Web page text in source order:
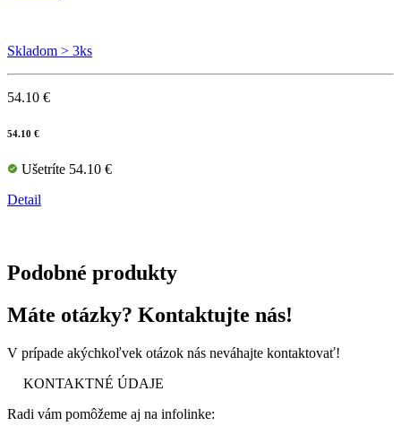
Skladom > 3ks
54.10 €
54.10 €
Ušetríte 54.10 €
Detail
Podobné produkty
Máte otázky? Kontaktujte nás!
V prípade akýchkoľvek otázok nás neváhajte kontaktovať!
KONTAKTNÉ ÚDAJE
Radi vám pomôžeme aj na infolinke: